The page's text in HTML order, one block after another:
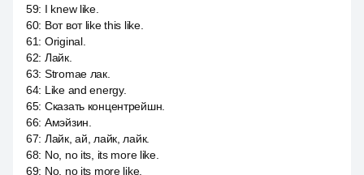
59: I knew like.
60: Вот вот like this like.
61: Original.
62: Лайк.
63: Stromae лак.
64: Like and energy.
65: Сказать концентрейшн.
66: Амэйзин.
67: Лайк, ай, лайк, лайк.
68: No, no its, its more like.
69: No, no its more like.